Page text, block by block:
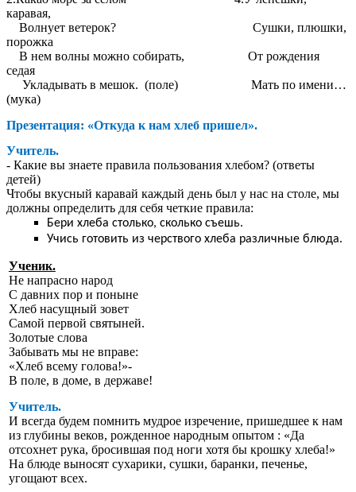
каравая,
Волнует ветерок? Сушки, плюшки,
порожка
В нем волны можно собирать, От рождения
седая
Укладывать в мешок. (поле) Мать по имени…
(мука)
Презентация: «Откуда к нам хлеб пришел».
Учитель.
- Какие вы знаете правила пользования хлебом? (ответы
детей)
Чтобы вкусный каравай каждый день был у нас на столе, мы
должны определить для себя четкие правила:
Бери хлеба столько, сколько съешь.
Учись готовить из черствого хлеба различные блюда.
Ученик.
Не напрасно народ
С давних пор и поныне
Хлеб насущный зовет
Самой первой святыней.
Золотые слова
Забывать мы не вправе:
«Хлеб всему голова!»-
В поле, в доме, в державе!
Учитель.
И всегда будем помнить мудрое изречение, пришедшее к нам
из глубины веков, рожденное народным опытом : «Да
отсохнет рука, бросившая под ноги хотя бы крошку хлеба!»
На блюде выносят сухарики, сушки, баранки, печенье,
угощают всех.